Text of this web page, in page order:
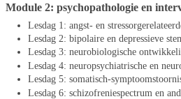
Module 2: psychopathologie en
Lesdag 1: angst- en
Lesdag 2: bipolaire en depressieve
Lesdag 3: neurobiologische
Lesdag 4: neuropsychiatrische en
Lesdag 5: somatisch-
Lesdag 6: schizofreniespectrum en